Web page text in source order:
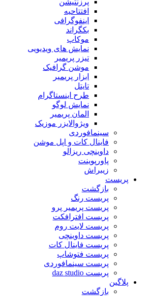
افتتاحیه
اینفوگرافی
بکگراند
موکاپ
نمایش های ویدیویی
تیزر پریمیر
موشن گرافیک
ابزار پریمیر
تایتل
طرح اینستاگرام
نمایش لوگو
المان پریمیر
ویژوالایزر موزیک
سینمافوردی
فاینال کات و اپل موشن
داوینچی ریزالو
پاورپوینت
زیبراش
پریست
بازگشت
پریست رنگ
پریست پریمیر پرو
پریست افترافکت
پریست لایت روم
پریست داوینچی
پریست فاینال کات
پریست فتوشاپ
پریست سینمافوردی
پریست daz studio
پلاگین
بازگشت